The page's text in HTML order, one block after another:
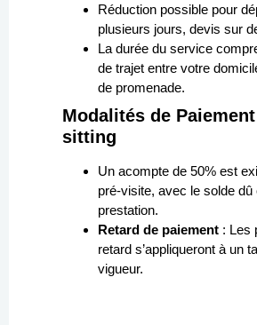
Réduction possible pour
plusieurs jours, devis sur
La durée du service
de trajet entre votre
de promenade.
Modalités de
sitting
Un acompte de 50% est
pré-visite, avec le solde dû
prestation.
Retard de paiement : Les
retard s’appliqueront à un
vigueur.